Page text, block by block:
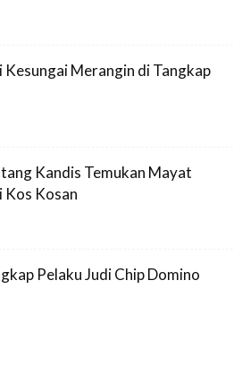
Kesungai Merangin di Tangkap
Kandis Temukan Mayat
Kos Kosan
Pelaku Judi Chip Domino